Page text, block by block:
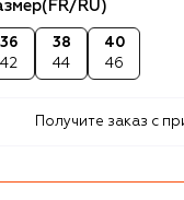
(FR/RU)
36
42
38
44
40
46
Получите заказ с